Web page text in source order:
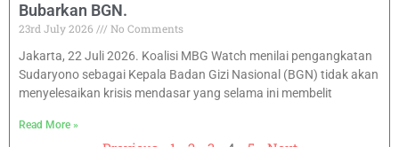
Bubarkan BGN.
23rd July 2026
No Comments
Jakarta, 22 Juli 2026. Koalisi MBG Watch menilai pengangkatan
Sudaryono sebagai Kepala Badan Gizi Nasional (BGN) tidak akan
menyelesaikan krisis mendasar yang selama ini membelit
Read More »